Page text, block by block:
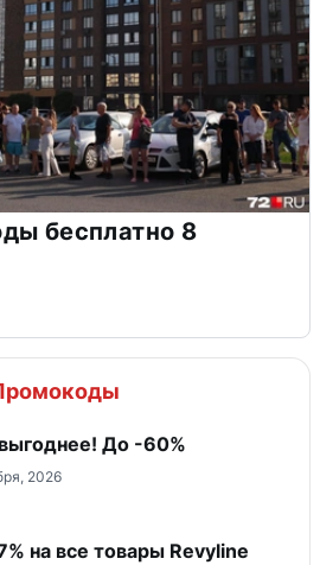
бесплатно 8
До -60%
2026
на все товары Revyline